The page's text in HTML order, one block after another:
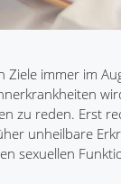
immer im
zu reden. Erst
unheilbare
sexuellen